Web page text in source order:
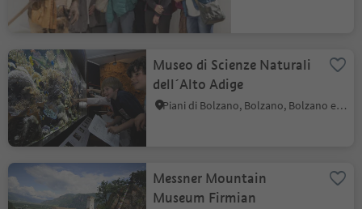
Museo di Scienze Naturali
dell´Alto Adige
Piani di Bolzano, Bolzano, Bolzano e dintorni
Messner Mountain
Museum Firmian